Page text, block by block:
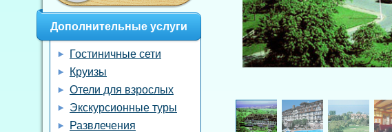
Дополнительные услуги
Гостиничные сети
Круизы
Отели для взрослых
Экскурсионные туры
Развлечения